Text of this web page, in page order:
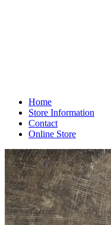
Home
Store Information
Contact
Online Store